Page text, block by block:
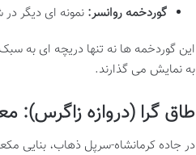
گوردخمه روانسر: نمونه ای دیگر
این گوردخمه ها نه تنها دریچه ای به
به نمایش می گذارند.
طاق گرا (دروازه زاگرس):
در جاده کرمانشاه-سرپل ذهاب، بنایی